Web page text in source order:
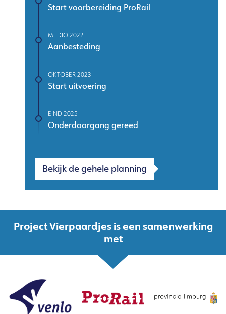
Start voorbereiding ProRail
MEDIO 2022
Aanbesteding
OKTOBER 2023
Start uitvoering
EIND 2025
Onderdoorgang gereed
Bekijk de gehele planning
Project Vierpaardjes is een samenwerking
met